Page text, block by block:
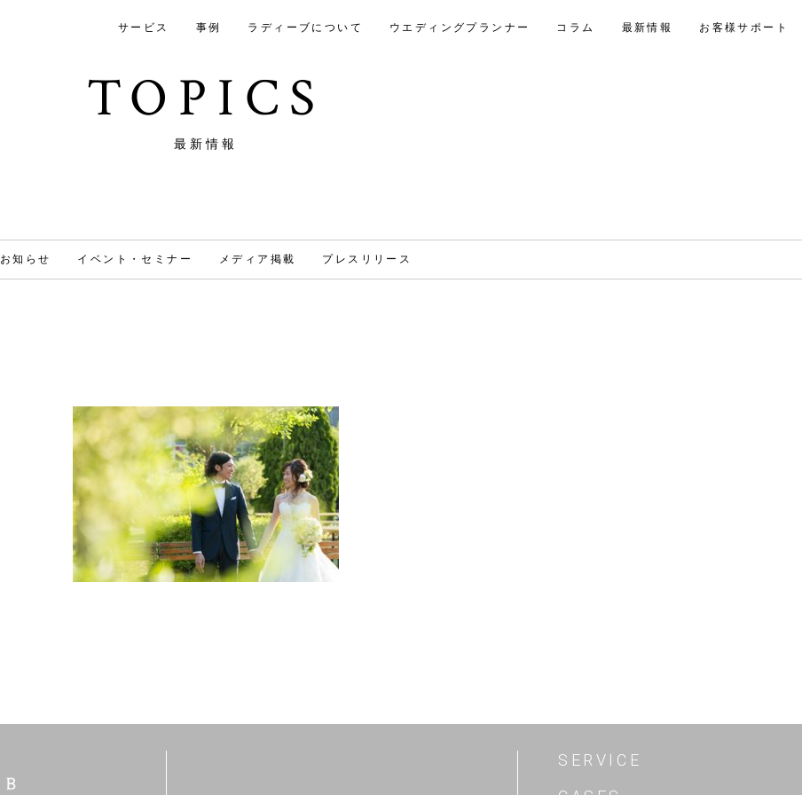
サービス 事例 ラディーブについて ウエディングプランナー コラム 最新情報 お客様サポート
TOPICS
最新情報
お知らせ イベント・セミナー メディア掲載 プレスリリース
SERVICE